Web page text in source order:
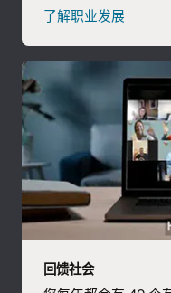
了解职业发展
回馈社会